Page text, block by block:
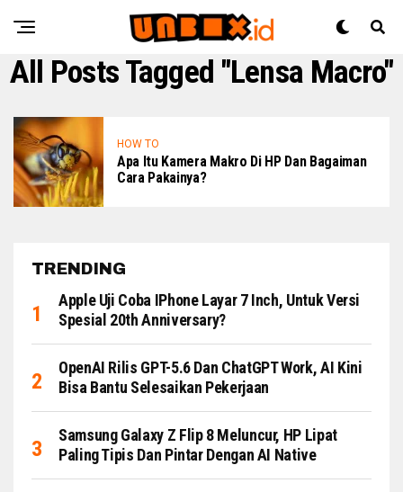
All Posts Tagged "lensa Macro"
HOW TO
Apa Itu Kamera Makro Di HP Dan Bagaiman
Cara Pakainya?
TRENDING
Apple Uji Coba IPhone Layar 7 Inch, Untuk Versi
Spesial 20th Anniversary?
OpenAI Rilis GPT-5.6 Dan ChatGPT Work, AI Kini
Bisa Bantu Selesaikan Pekerjaan
Samsung Galaxy Z Flip 8 Meluncur, HP Lipat
Paling Tipis Dan Pintar Dengan AI Native